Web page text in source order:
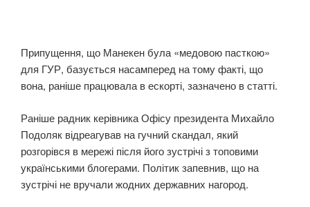
Припущення, що Манекен була «медовою пасткою»
для ГУР, базується насамперед на тому факті, що
вона, раніше працювала в ескорті, зазначено в статті.
Раніше радник керівника Офісу президента Михайло
Подоляк відреагував на гучний скандал, який
розгорівся в мережі після його зустрічі з топовими
українськими блогерами. Політик запевнив, що на
зустрічі не вручали жодних державних нагород.